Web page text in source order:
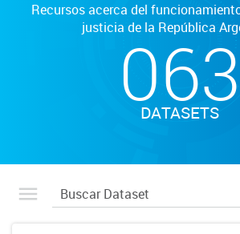
Recursos acerca del
justicia de la República
063
DATASETS